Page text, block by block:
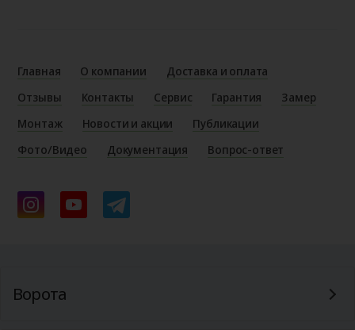
Главная О компании
Доставка и оплата
Отзывы
Контакты Сервис Гарантия
Замер
Монтаж
Новости и акции
Публикации
Фото/Видео
Документация Вопрос-ответ
Ворота